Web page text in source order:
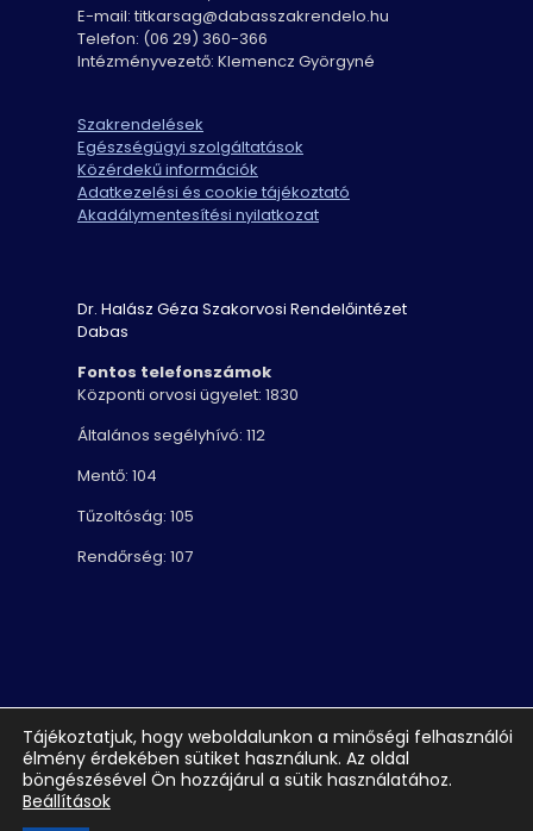
E-mail: titkarsag@dabasszakrendelo.hu
Telefon: (06 29) 360-366
Intézményvezető: Klemencz Györgyné
Szakrendelések
Egészségügyi szolgáltatások
Közérdekű információk
Adatkezelési és cookie tájékoztató
Akadálymentesítési nyilatkozat
Dr. Halász Géza Szakorvosi Rendelőintézet
Dabas
Fontos telefonszámok
Központi orvosi ügyelet: 1830
Általános segélyhívó: 112
Mentő: 104
Tűzoltóság: 105
Rendőrség: 107
Dr. Halász Géza Szakorvosi Rendelőintézet Dabas |
Minden jog fenntartva © 2022 | Webdesign: Sirius
Tájékoztatjuk, hogy weboldalunkon a minőségi felhasználói
élmény érdekében sütiket használunk. Az oldal
böngészésével Ön hozzájárul a sütik használatához.
Beállítások